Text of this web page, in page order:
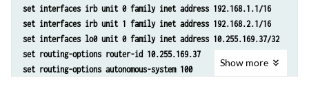
set interfaces irb unit 0 family inet address 192.168.1.1/16
set interfaces irb unit 1 family inet address 192.168.2.1/16
set interfaces lo0 unit 0 family inet address 10.255.169.37/32
set routing-options router-id 10.255.169.37
set routing-options autonomous-system 100
Show more